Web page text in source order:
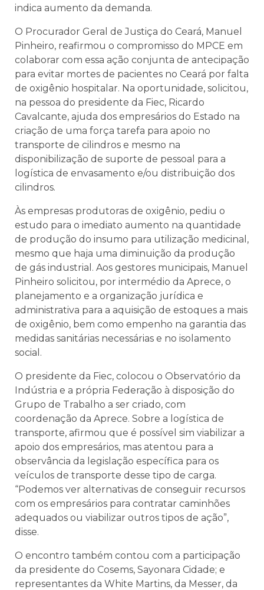
indica aumento da demanda.
O Procurador Geral de Justiça do Ceará, Manuel
Pinheiro, reafirmou o compromisso do MPCE em
colaborar com essa ação conjunta de antecipação
para evitar mortes de pacientes no Ceará por falta
de oxigênio hospitalar. Na oportunidade, solicitou,
na pessoa do presidente da Fiec, Ricardo
Cavalcante, ajuda dos empresários do Estado na
criação de uma força tarefa para apoio no
transporte de cilindros e mesmo na
disponibilização de suporte de pessoal para a
logística de envasamento e/ou distribuição dos
cilindros.
Às empresas produtoras de oxigênio, pediu o
estudo para o imediato aumento na quantidade
de produção do insumo para utilização medicinal,
mesmo que haja uma diminuição da produção
de gás industrial. Aos gestores municipais, Manuel
Pinheiro solicitou, por intermédio da Aprece, o
planejamento e a organização jurídica e
administrativa para a aquisição de estoques a mais
de oxigênio, bem como empenho na garantia das
medidas sanitárias necessárias e no isolamento
social.
O presidente da Fiec, colocou o Observatório da
Indústria e a própria Federação à disposição do
Grupo de Trabalho a ser criado, com
coordenação da Aprece. Sobre a logística de
transporte, afirmou que é possível sim viabilizar a
apoio dos empresários, mas atentou para a
observância da legislação específica para os
veículos de transporte desse tipo de carga.
“Podemos ver alternativas de conseguir recursos
com os empresários para contratar caminhões
adequados ou viabilizar outros tipos de ação”,
disse.
O encontro também contou com a participação
da presidente do Cosems, Sayonara Cidade; e
representantes da White Martins, da Messer, da